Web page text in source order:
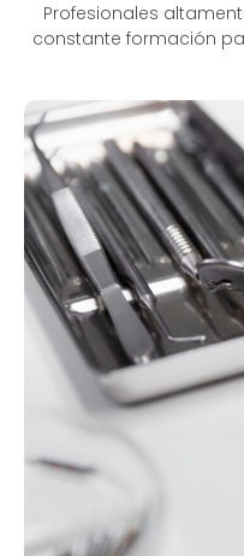
Profesionales
constante formación